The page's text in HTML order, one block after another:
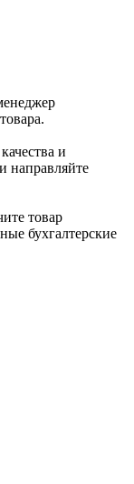
и
направляйте
товар
бухгалтерские